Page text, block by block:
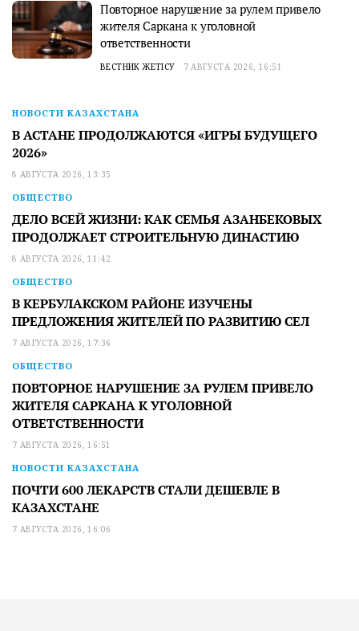
Повторное нарушение за рулем привело
жителя Саркана к уголовной
ответственности
ВЕСТНИК ЖЕТІСУ 7 АВГУСТА 2026, 16:51
НОВОСТИ КАЗАХСТАНА
В АСТАНЕ ПРОДОЛЖАЮТСЯ «ИГРЫ БУДУЩЕГО
2026»
8 АВГУСТА 2026, 13:35
ОБЩЕСТВО
ДЕЛО ВСЕЙ ЖИЗНИ: КАК СЕМЬЯ АЗАНБЕКОВЫХ
ПРОДОЛЖАЕТ СТРОИТЕЛЬНУЮ ДИНАСТИЮ
8 АВГУСТА 2026, 11:42
ОБЩЕСТВО
В КЕРБУЛАКСКОМ РАЙОНЕ ИЗУЧЕНЫ
ПРЕДЛОЖЕНИЯ ЖИТЕЛЕЙ ПО РАЗВИТИЮ СЕЛ
7 АВГУСТА 2026, 17:36
ОБЩЕСТВО
ПОВТОРНОЕ НАРУШЕНИЕ ЗА РУЛЕМ ПРИВЕЛО
ЖИТЕЛЯ САРКАНА К УГОЛОВНОЙ
ОТВЕТСТВЕННОСТИ
7 АВГУСТА 2026, 16:51
НОВОСТИ КАЗАХСТАНА
ПОЧТИ 600 ЛЕКАРСТВ СТАЛИ ДЕШЕВЛЕ В
КАЗАХСТАНЕ
7 АВГУСТА 2026, 16:06